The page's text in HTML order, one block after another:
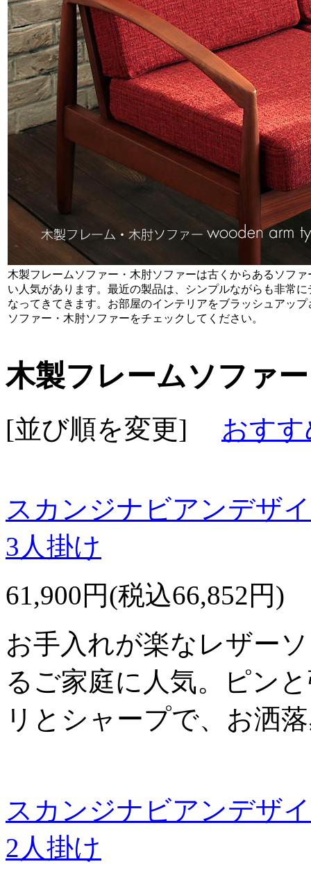
木製フレームソファー・木肘ソファーは古くからあるソフ
い人気があります。最近の製品は、シンプルながらも非常
なってきてきます。お部屋のインテリアをブラッシュアッ
ソファー・木肘ソファーをチェックしてください。
木製フレームソファ
[並び順を変更] おす
スカンジナビアンデザ
3人掛け
61,900円(税込66,852円)
お手入れが楽なレザー
るご家庭に人気。ピン
リとシャープで、お洒
スカンジナビアンデザ
2人掛け